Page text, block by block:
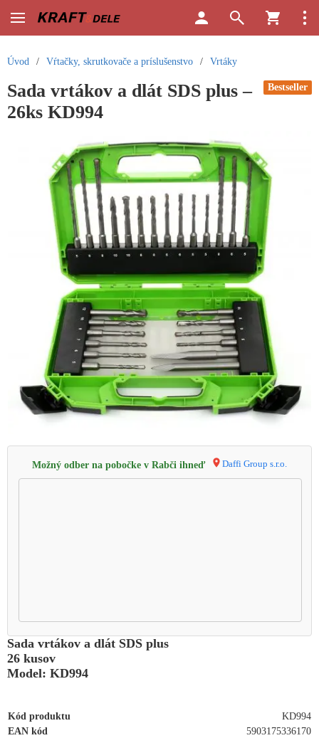
Úvod / Vŕtačky, skrutkovače a príslušenstvo / Vrtáky
Bestseller
Sada vrtákov a dlát SDS plus –
26ks KD994
Možný odber na pobočke v Rabči ihneď Daffi Group s.r.o.
Sada vrtákov a dlát SDS plus
26 kusov
Model: KD994
Kód produktu
KD994
EAN kód
5903175336170